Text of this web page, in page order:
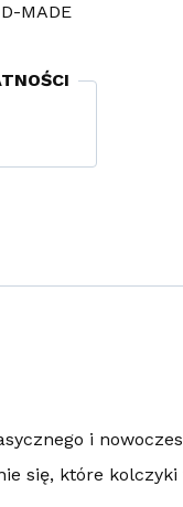
MADE
i
się, które